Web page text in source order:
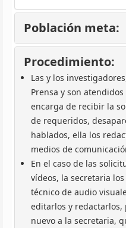
Población meta:
Procedimiento:
Las y los
Prensa y son
encarga de recibir la
de requeridos,
hablados, ella los
medios de
En el caso de las
vídeos, la secretaria
técnico de audio
editarlos y redactarlos,
nuevo a la secretaria,